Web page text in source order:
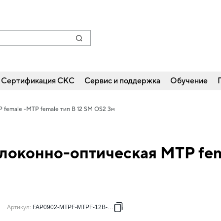
Сертификация СКС Сервис и поддержка Обучение
female -MTP female тип B 12 SM OS2 3м
оптическая MTP
Артикул: FAP0902-MTPF-MTPF-12B-003